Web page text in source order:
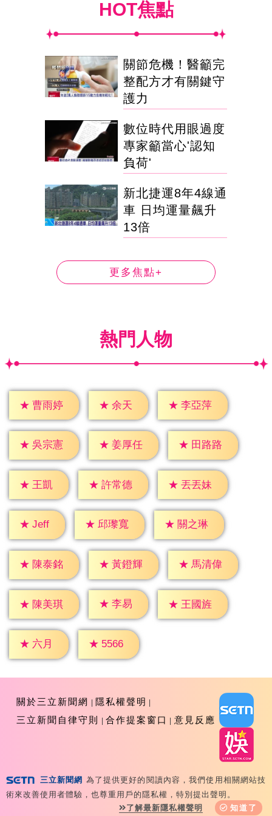
HOT焦點
關節危機！醫籲完
整配方才有關鍵守
護力
數位時代用眼過度
專家籲當心'認知
負荷'
新北捷運8年4線通
車 日均運量飆升
13倍
更多焦點+
熱門人物
★ 曹雨婷 ★ 余天 ★ 李亞萍
★ 吳宗憲 ★ 姜厚任 ★ 田路路
★ 王凱 ★ 許常德 ★ 丟丟妹
★ Jeff ★ 邱瓈寬 ★ 關之琳
★ 陳泰銘 ★ 黃鐙輝 ★ 馬清偉
★ 陳美琪 ★ 李易 ★ 王國旌
★ 六月 ★ 5566
關於三立新聞網
隱私權聲明
三立新聞自律守則
合作提案窗口 意見反應
Reserved 版權所有 盜用必究 台北市內湖區舊宗路一段159
三立新聞網 為了提供更好的閱讀內容，我們使用相關網站技
術來改善使用者體驗，也尊重用戶的隱私權，特別提出聲明。
了解最新隱私權聲明
知道了